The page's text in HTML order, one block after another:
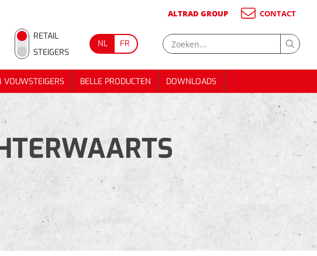
ALTRAD GROUP CONTACT
RETAIL
STEIGERS
NL FR
VOUWSTEIGERS BELLE PRODUCTEN DOWNLOADS
VOUWSTEIGERS BELLE PRODUCTEN DOWNLOADS